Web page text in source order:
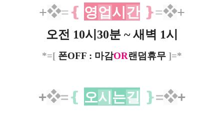
+❖=❴ 영업 시 간 ❵=❖+
오전 10시30분 ~ 새벽 1시
*=[ 폰OFF : 마감OR랜덤휴무 ]=*
+❖=❴ 오시 는길 ❵=❖+